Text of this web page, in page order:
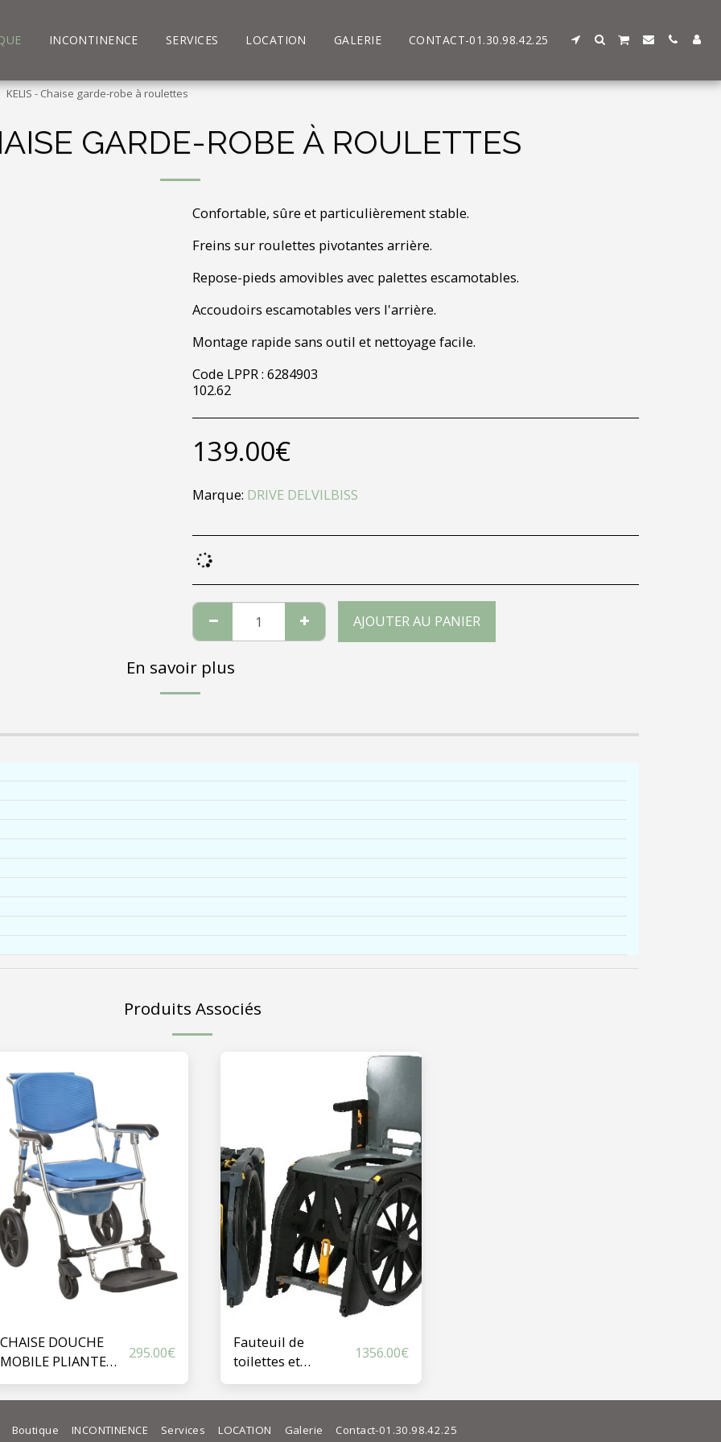
INCONTINENCE SERVICES LOCATION GALERIE CONTACT-01.30.98.42.25
KELIS - Chaise garde-robe à roulettes
GARDE-ROBE À ROULETTES
Confortable, sûre et particulièrement stable.
Freins sur roulettes pivotantes arrière.
Repose-pieds amovibles avec palettes escamotables.
Accoudoirs escamotables vers l'arrière.
Montage rapide sans outil et nettoyage facile.
Code LPPR : 6284903
102.62
139.00€
Marque: DRIVE DELVILBISS
AJOUTER AU PANIER
En savoir plus
Produits Associés
CHAISE DOUCHE
MOBILE PLIANTE
MINORQUE
295.00€
Fauteuil de
toilettes et
douches Wheel
Able
1356.00€
Boutique INCONTINENCE Services LOCATION Galerie Contact-01.30.98.42.25